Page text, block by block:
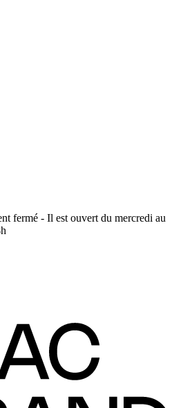
fermé - Il est ouvert du mercredi au